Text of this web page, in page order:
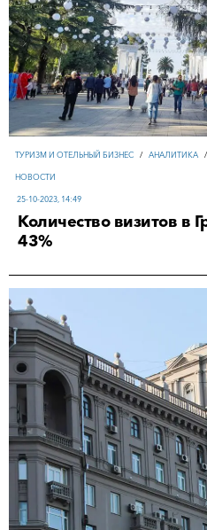
ТУРИЗМ И ОТЕЛЬНЫЙ БИЗНЕС / АНАЛИТИКА /
НОВОСТИ
25-10-2023, 14:49
Количество визитов в
43%